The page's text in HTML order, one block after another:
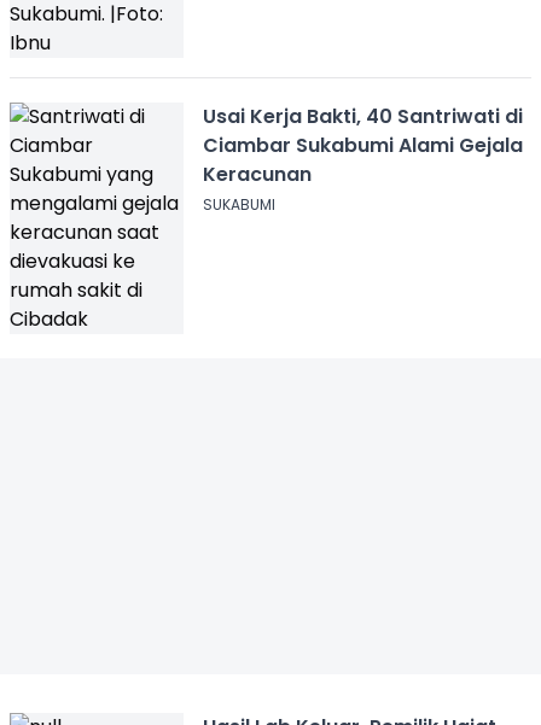
Usai Kerja Bakti, 40 Santriwati di
Ciambar Sukabumi Alami Gejala
Keracunan
SUKABUMI